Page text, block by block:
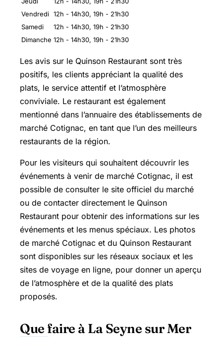
Vendredi 12h - 14h30, 19h - 21h30
Samedi
12h - 14h30, 19h - 21h30
Dimanche 12h - 14h30, 19h - 21h30
Les avis sur le Quinson Restaurant sont très
positifs, les clients appréciant la qualité des
plats, le service attentif et l’atmosphère
conviviale. Le restaurant est également
mentionné dans l’annuaire des établissements de
marché Cotignac, en tant que l’un des meilleurs
restaurants de la région.
Pour les visiteurs qui souhaitent découvrir les
événements à venir de marché Cotignac, il est
possible de consulter le site officiel du marché
ou de contacter directement le Quinson
Restaurant pour obtenir des informations sur les
événements et les menus spéciaux. Les photos
de marché Cotignac et du Quinson Restaurant
sont disponibles sur les réseaux sociaux et les
sites de voyage en ligne, pour donner un aperçu
de l’atmosphère et de la qualité des plats
proposés.
Que faire à La Seyne sur Mer